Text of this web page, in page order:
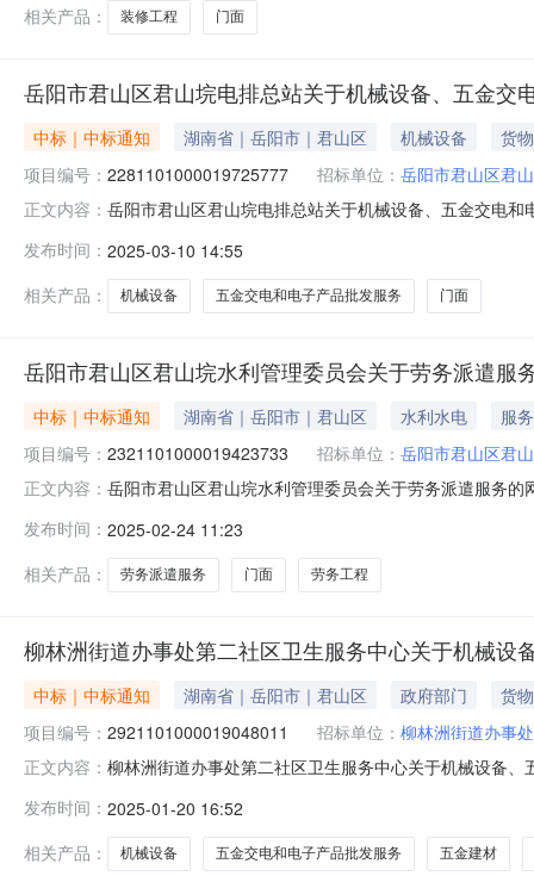
相关产品：
装修工程 门面
岳阳市君山区君山垸电排总站关于机械设备、五金
中标｜中标通知 湖南省｜岳阳市｜君山区 机械设备
货物
项目编号： 2281101000019725777 招标单位： 岳阳市君山区君
正文内容： 岳阳市君山区君山垸电排总站关于机械设备、五金交电
话:18507402888采购计划信息：项目所在行政区划编码
发布时间： 2025-03-10 14:55
相关产品：
机械设备 五金交电和电子产品批发服务 门面
岳阳市君山区君山垸水利管理委员会关于劳务派遣服
中标｜中标通知 湖南省｜岳阳市｜君山区 水利水电
服务
项目编号： 2321101000019423733 招标单位： 岳阳市君山区君
正文内容： 岳阳市君山区君山垸水利管理委员会关于劳务派遣服务
码:430611项目所在行政区划名称:湖南省岳阳市君山区
发布时间： 2025-02-24 11:23
相关产品：
劳务派遣服务 门面 劳务工程
柳林洲街道办事处第二社区卫生服务中心关于机械
中标｜中标通知 湖南省｜岳阳市｜君山区 政府部门
货物
项目编号： 2921101000019048011 招标单位： 柳林洲街道办事
正文内容： 柳林洲街道办事处第二社区卫生服务中心关于机械设备
系人:周芷仪项目联系电话:/采购计划信息：项目所在行
发布时间： 2025-01-20 16:52
相关产品：
机械设备 五金交电和电子产品批发服务 五金建材